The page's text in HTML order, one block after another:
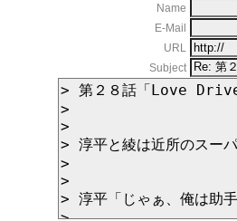
Name
E-Mail
URL
Subject